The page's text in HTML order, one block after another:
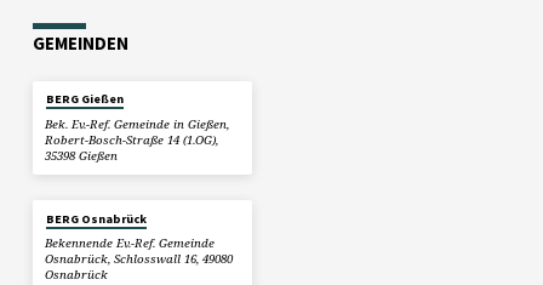
GEMEINDEN
BERG Gießen
Bek. Ev.-Ref. Gemeinde in Gießen,
Robert-Bosch-Straße 14 (1.OG),
35398 Gießen
BERG Osnabrück
Bekennende Ev.-Ref. Gemeinde
Osnabrück, Schlosswall 16, 49080
Osnabrück